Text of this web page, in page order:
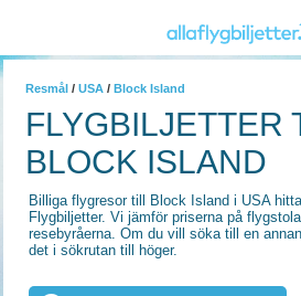
Resmål / USA / Block Island
FLYGBILJETTER
BLOCK ISLAND
Billiga flygresor till Block Island i USA
Flygbiljetter. Vi jämför priserna på
resebyråerna. Om du vill söka till en
det i sökrutan till höger.